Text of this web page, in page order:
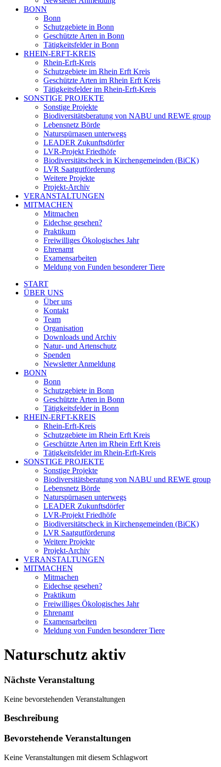
BONN
Bonn
Schutzgebiete in Bonn
Geschützte Arten in Bonn
Tätigkeitsfelder in Bonn
RHEIN-ERFT-KREIS
Rhein-Erft-Kreis
Schutzgebiete im Rhein Erft Kreis
Geschützte Arten im Rhein Erft Kreis
Tätigkeitsfelder im Rhein-Erft-Kreis
SONSTIGE PROJEKTE
Sonstige Projekte
Biodiversitätsberatung von NABU und REWE group
Lebensnetz Börde
Naturspürnasen unterwegs
LEADER Zukunftsdörfer
LVR-Projekt Friedhöfe
Biodiversitätscheck in Kirchengemeinden (BiCK)
LVR Saatgutförderung
Weitere Projekte
Projekt-Archiv
VERANSTALTUNGEN
MITMACHEN
Mitmachen
Eidechse gesehen?
Praktikum
Freiwilliges Ökologisches Jahr
Ehrenamt
Examensarbeiten
Meldung von Funden besonderer Tiere
START
ÜBER UNS
Über uns
Kontakt
Team
Organisation
Downloads und Archiv
Natur- und Artenschutz
Spenden
Newsletter Anmeldung
BONN
Bonn
Schutzgebiete in Bonn
Geschützte Arten in Bonn
Tätigkeitsfelder in Bonn
RHEIN-ERFT-KREIS
Rhein-Erft-Kreis
Schutzgebiete im Rhein Erft Kreis
Geschützte Arten im Rhein Erft Kreis
Tätigkeitsfelder im Rhein-Erft-Kreis
SONSTIGE PROJEKTE
Sonstige Projekte
Biodiversitätsberatung von NABU und REWE group
Lebensnetz Börde
Naturspürnasen unterwegs
LEADER Zukunftsdörfer
LVR-Projekt Friedhöfe
Biodiversitätscheck in Kirchengemeinden (BiCK)
LVR Saatgutförderung
Weitere Projekte
Projekt-Archiv
VERANSTALTUNGEN
MITMACHEN
Mitmachen
Eidechse gesehen?
Praktikum
Freiwilliges Ökologisches Jahr
Ehrenamt
Examensarbeiten
Meldung von Funden besonderer Tiere
Naturschutz aktiv
Nächste Veranstaltung
Keine bevorstehenden Veranstaltungen
Beschreibung
Bevorstehende Veranstaltungen
Keine Veranstaltungen mit diesem Schlagwort